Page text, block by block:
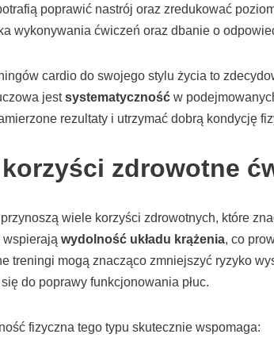
poprawić nastrój oraz zredukować
wykonywania ćwiczeń oraz dbanie o
cardio do swojego stylu życia to
jestsystematyczność w
rezultaty i utrzymać dobrą kondycję
zdrowotne
przynoszą wiele korzyści zdrowotnych, które
wspierają wydolność układu krążenia, co
treningi mogą znacząco zmniejszyć ryzyko
do poprawy funkcjonowania płuc.
fizyczna tego typu skutecznie wspomaga: